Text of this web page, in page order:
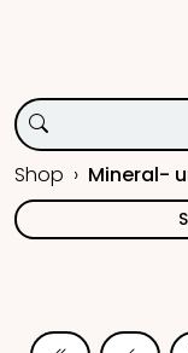
Shop Mineral-